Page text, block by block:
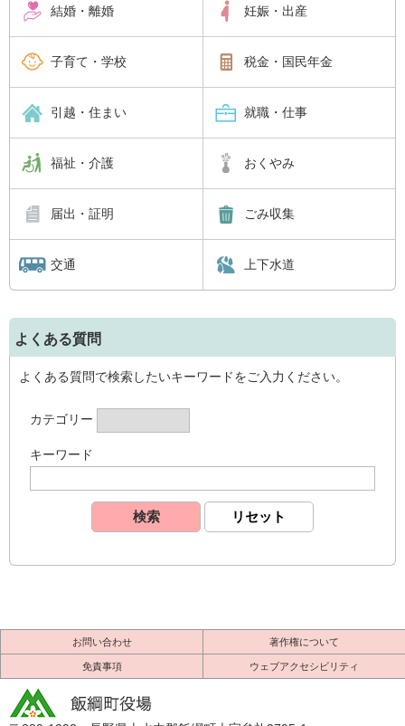
結婚・離婚 妊娠・出産
子育て・学校 税金・国民年金
引越・住まい 就職・仕事
福祉・介護 おくやみ
届出・証明 ごみ収集
交通 上下水道
よくある質問
よくある質問で検索したいキーワードをご入力ください。
カテゴリー
キーワード
お問い合わせ 著作権について
免責事項 ウェブアクセシビリティ